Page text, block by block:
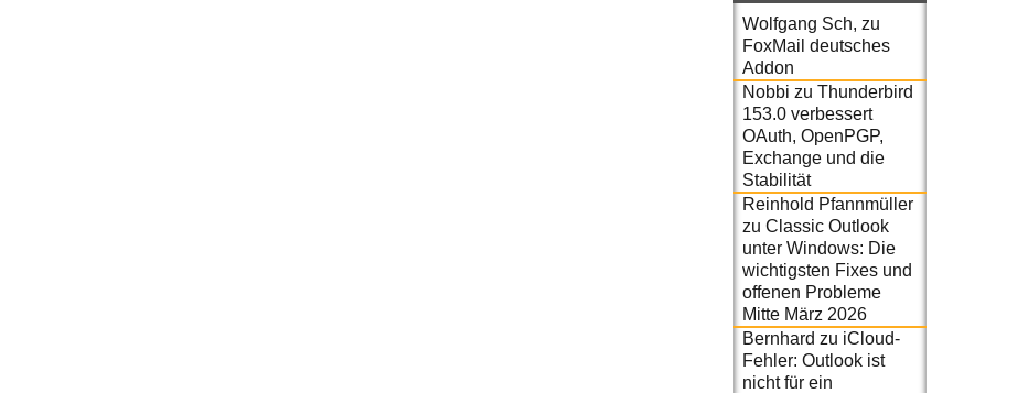
Wolfgang Sch, zu
FoxMail deutsches
Addon
Nobbi zu Thunderbird
153.0 verbessert
OAuth, OpenPGP,
Exchange und die
Stabilität
Reinhold Pfannmüller
zu Classic Outlook
unter Windows: Die
wichtigsten Fixes und
offenen Probleme
Mitte März 2026
Bernhard zu iCloud-
Fehler: Outlook ist
nicht für ein